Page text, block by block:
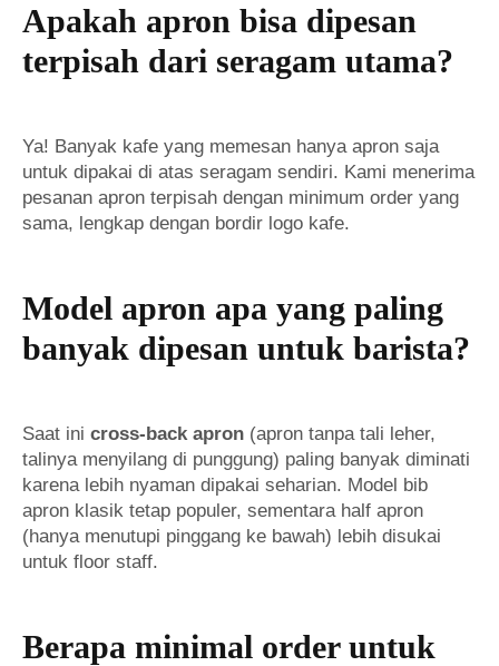
Apakah apron bisa dipesan
terpisah dari seragam utama?
Ya! Banyak kafe yang memesan hanya apron saja
untuk dipakai di atas seragam sendiri. Kami menerima
pesanan apron terpisah dengan minimum order yang
sama, lengkap dengan bordir logo kafe.
Model apron apa yang paling
banyak dipesan untuk barista?
Saat ini cross-back apron (apron tanpa tali leher,
talinya menyilang di punggung) paling banyak diminati
karena lebih nyaman dipakai seharian. Model bib
apron klasik tetap populer, sementara half apron
(hanya menutupi pinggang ke bawah) lebih disukai
untuk floor staff.
Berapa minimal order untuk